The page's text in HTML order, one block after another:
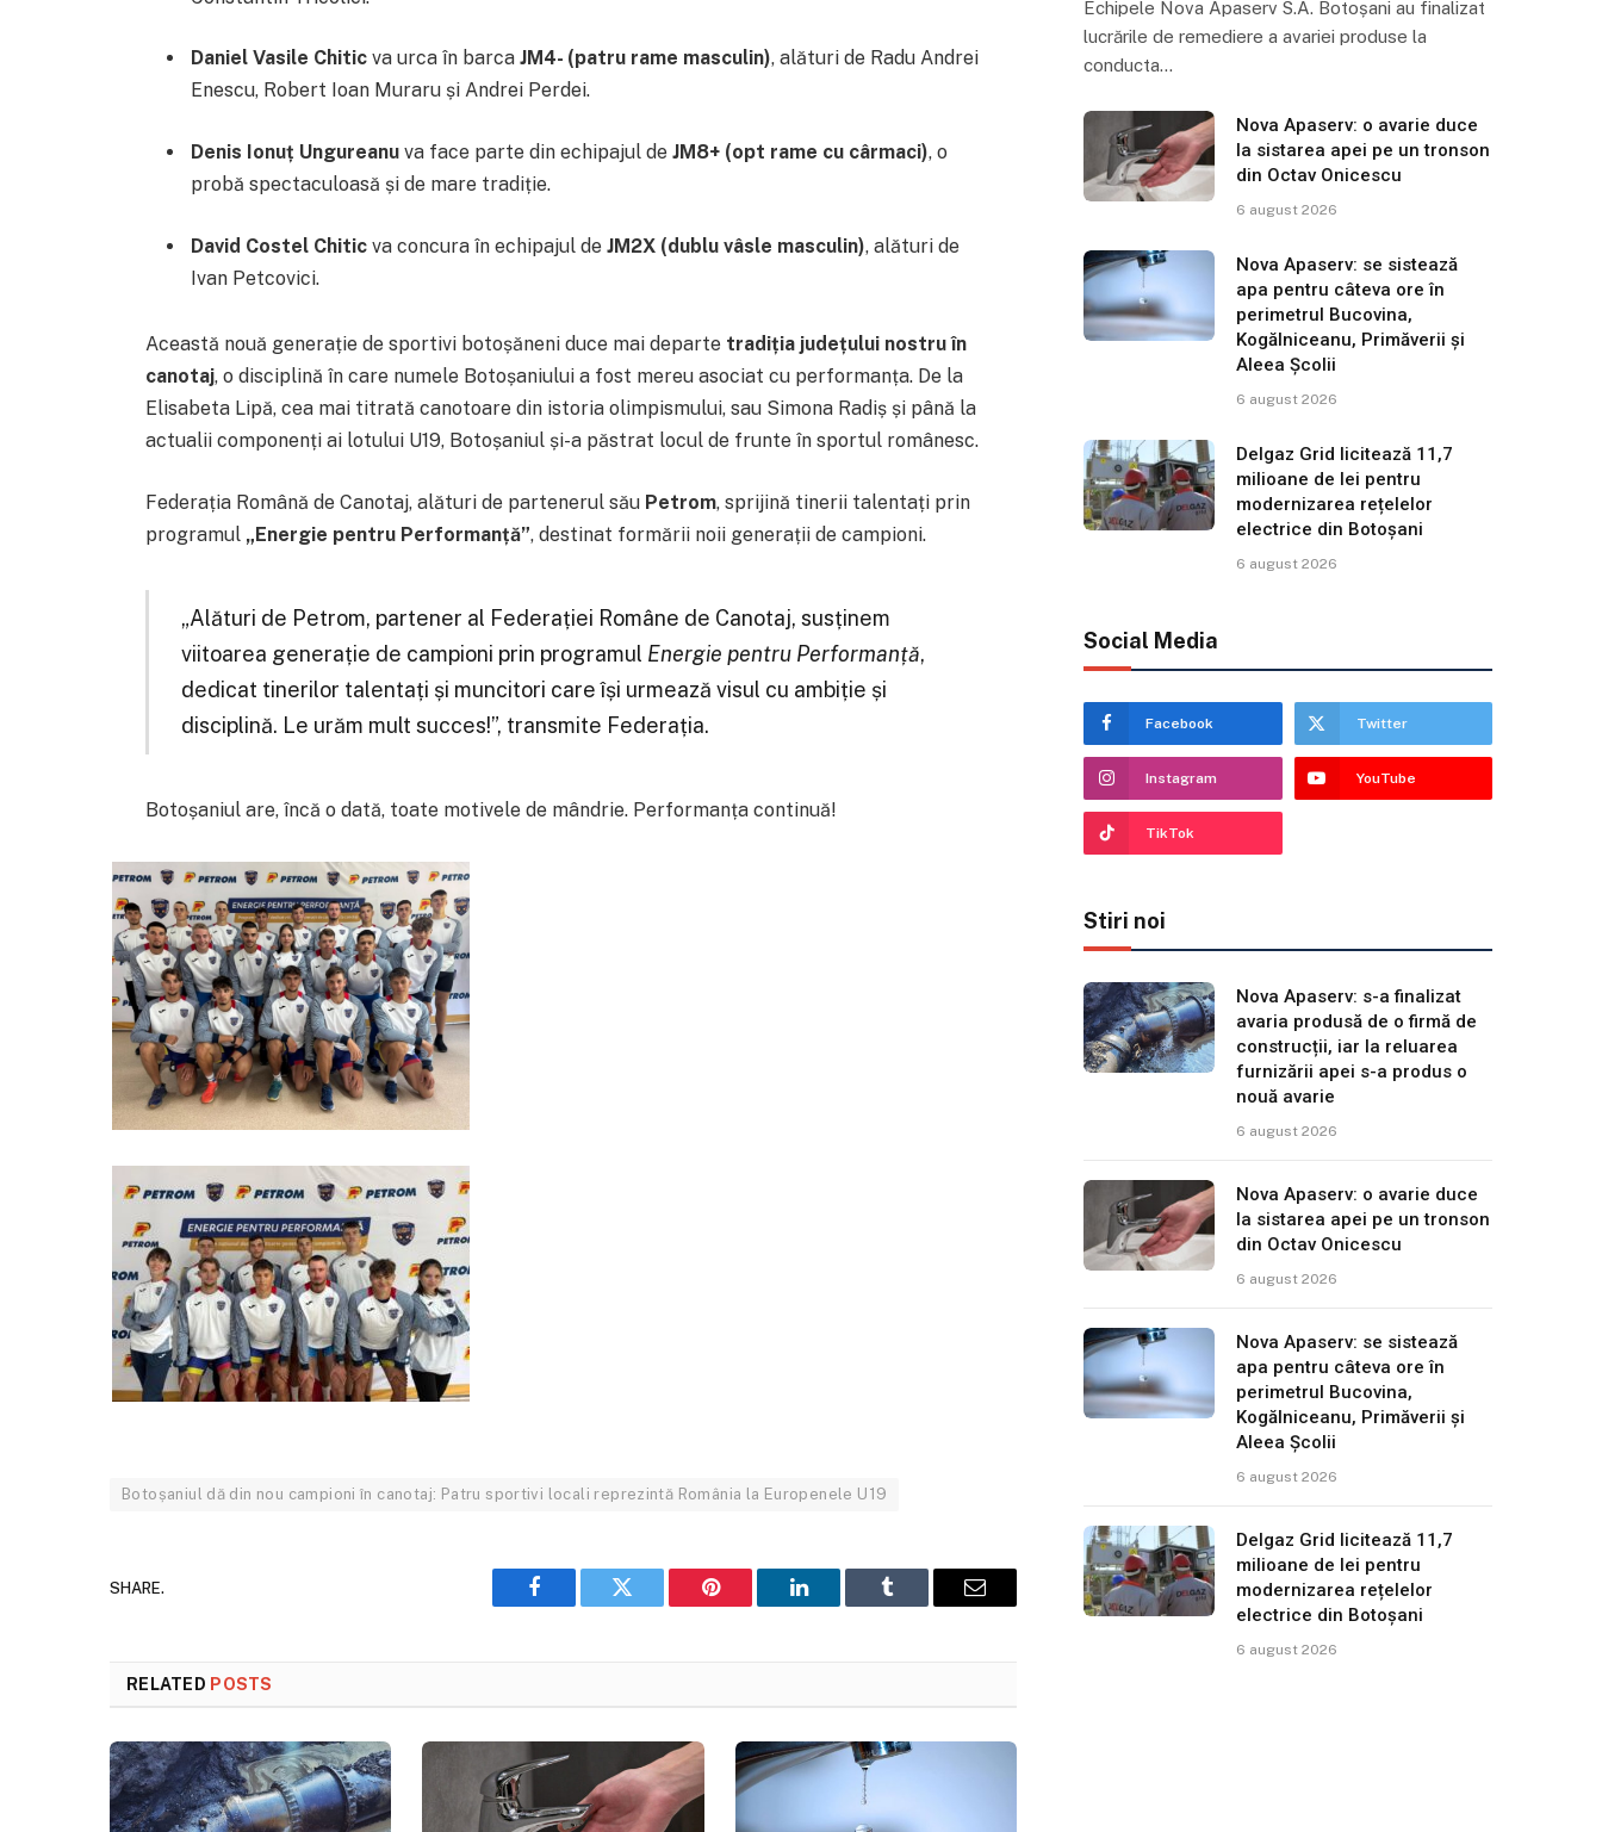
Daniel Vasile Chiticva urca în barca JM4- (patru rame masculin), alături de Radu Andrei
Enescu, Robert Ioan Muraru și Andrei Perdei.
Denis Ionuț Ungureanuva face parte din echipajul de JM8+ (opt rame cu cârmaci), o
probă spectaculoasă și de mare tradiție.
David Costel Chiticva concura în echipajul de JM2X (dublu vâsle masculin), alături de
Ivan Petcovici.
Această nouă generație de sportivi botoșăneni duce mai departe tradiția județului nostru în
canotaj, o disciplină în care numele Botoșaniului a fost mereu asociat cu performanța. De la
Elisabeta Lipă, cea mai titrată canotoare din istoria olimpismului, sau Simona Radiș și până la
actualii componenți ai lotului U19, Botoșaniul și-a păstrat locul de frunte în sportul românesc.
Federația Română de Canotaj, alături de partenerul său Petrom, sprijină tinerii talentați prin
programul „Energie pentru Performanță”, destinat formării noii generații de campioni.
„Alături de Petrom, partener al Federației Române de Canotaj, susținem
viitoarea generație de campioni prin programul Energie pentru Performanță,
dedicat tinerilor talentați și muncitori care își urmează visul cu ambiție și
disciplină. Le urăm mult succes!”, transmite Federația.
Botoșaniul are, încă o dată, toate motivele de mândrie. Performanța continuă!
Botoșaniul dă din nou campioni în canotaj: Patru sportivi locali reprezintă România la Europenele U19
SHARE.
Facebook Twitter Pinterest LinkedIn Tumblr Email
RELATED POSTS
Echipele Nova Apaserv S.A. Botoșani au finalizat
lucrările de remediere a avariei produse la
conducta…
Nova Apaserv: o avarie duce
la sistarea apei pe un tronson
din Octav Onicescu
6 august 2026
Nova Apaserv: se sistează
apa pentru câteva ore în
perimetrul Bucovina,
Kogălniceanu, Primăverii și
Aleea Școlii
6 august 2026
Delgaz Grid licitează 11,7
milioane de lei pentru
modernizarea rețelelor
electrice din Botoșani
6 august 2026
Social Media
Facebook Twitter
Instagram YouTube
TikTok
Stiri noi
Nova Apaserv: s-a finalizat
avaria produsă de o firmă de
construcții, iar la reluarea
furnizării apei s-a produs o
nouă avarie
6 august 2026
Nova Apaserv: o avarie duce
la sistarea apei pe un tronson
din Octav Onicescu
6 august 2026
Nova Apaserv: se sistează
apa pentru câteva ore în
perimetrul Bucovina,
Kogălniceanu, Primăverii și
Aleea Școlii
6 august 2026
Delgaz Grid licitează 11,7
milioane de lei pentru
modernizarea rețelelor
electrice din Botoșani
6 august 2026